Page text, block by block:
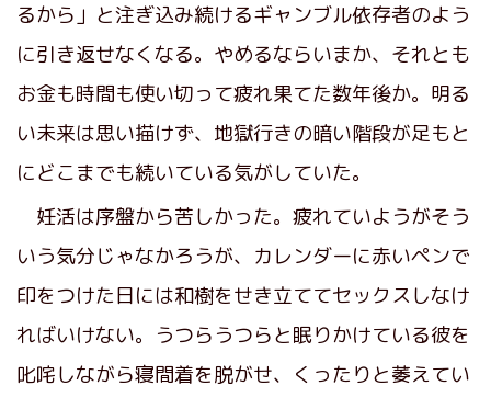
るから」と注ぎ込み続けるギャンブル依存者のよう
に引き返せなくなる。やめるならいまか、それとも
お金も時間も使い切って疲れ果てた数年後か。明る
い未来は思い描けず、地獄行きの暗い階段が足もと
にどこまでも続いている気がしていた。
妊活は序盤から苦しかった。疲れていようがそう
いう気分じゃなかろうが、カレンダーに赤いペンで
印をつけた日には和樹をせき立ててセックスしなけ
ればいけない。うつらうつらと眠りかけている彼を
叱咤しながら寝間着を脱がせ、くったりと萎えてい